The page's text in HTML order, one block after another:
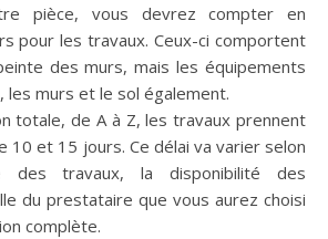
pièce, vous devrez compter en
pour les travaux. Ceux-ci comportent
des murs, mais les équipements
murs et le sol également.
totale, de A à Z, les travaux prennent
10 et 15 jours. Ce délai va varier selon
des travaux, la disponibilité des
du prestataire que vous aurez choisi
complète.